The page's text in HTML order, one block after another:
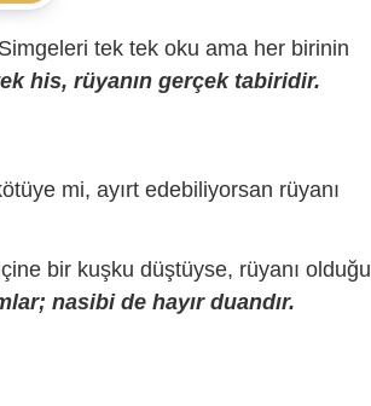
tek tek oku ama her birinin
his, rüyanın gerçek tabiridir.
mi, ayırt edebiliyorsan rüyanı
bir kuşku düştüyse, rüyanı olduğu
nasibi de hayır duandır.